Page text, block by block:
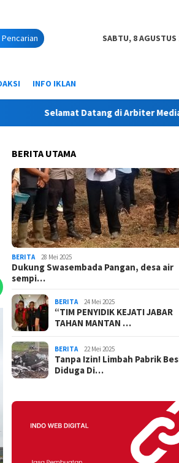
Pencarian SABTU, 8 AGUSTUS
INFO IKLAN
Selamat Datang di Arbiter Media Online
BERITA UTAMA
BERITA 28 Mei 2025
Dukung Swasembada Pangan, desa air
sempi…
BERITA 24 Mei 2025
“TIM PENYIDIK KEJATI JABAR
TAHAN MANTAN …
BERITA 22 Mei 2025
Tanpa Izin! Limbah Pabrik
Diduga Di…